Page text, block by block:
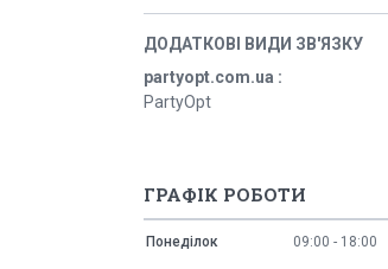
partyopt.com.ua
PartyOpt
ГРАФІК РОБОТИ
Понеділок 09:00 18:00